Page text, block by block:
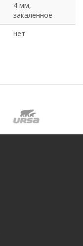
4 мм,
закаленное
нет